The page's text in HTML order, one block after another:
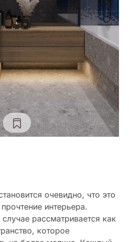
очевидно, что это
интерьера.
рассматривается как
которое